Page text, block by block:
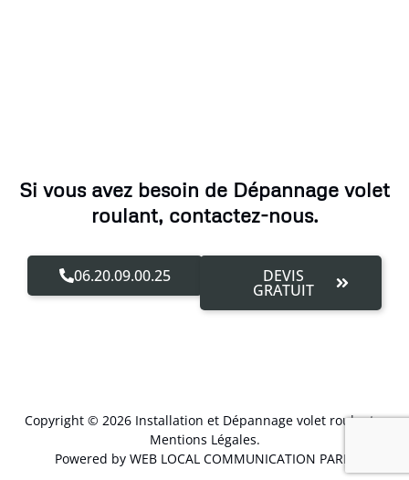
Si vous avez besoin de Dépannage volet
roulant, contactez-nous.
06.20.09.00.25 DEVIS
GRATUIT
Copyright © 2026 Installation et Dépannage volet roulant –
Mentions Légales.
Powered by WEB LOCAL COMMUNICATION PARIS